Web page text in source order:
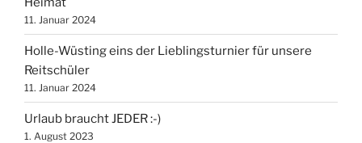
11. Januar 2024
Holle-Wüsting eins der Lieblingsturnier für unsere
Reitschüler
11. Januar 2024
Urlaub braucht JEDER :-)
1. August 2023